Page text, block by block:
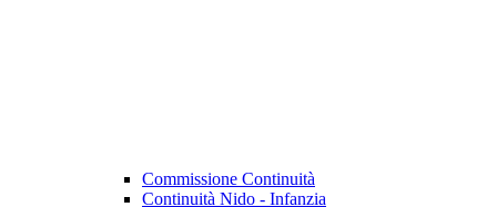
Commissione Continuità
Continuità Nido - Infanzia